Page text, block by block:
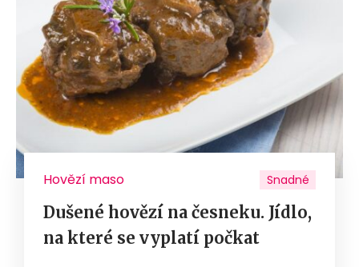
Hovězí maso Snadné
Dušené hovězí na česneku. Jídlo,
na které se vyplatí počkat